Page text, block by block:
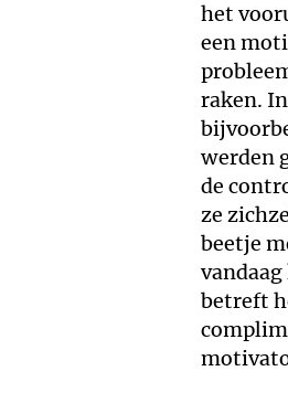
het
een
raken.
werden
de
ze
beetje
betreft